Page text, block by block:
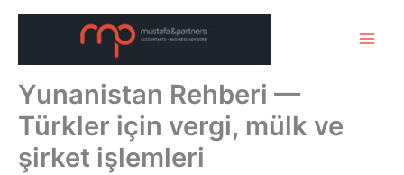
Μετάβαση
Yunanistan Rehberi —
Türkler için vergi, mülk ve
şirket işlemleri